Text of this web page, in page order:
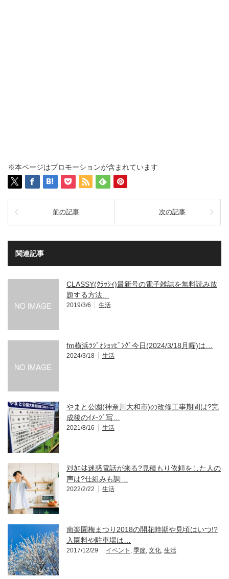
※本ページはプロモーションが含まれています
前の記事 次の記事
関連記事
CLASSY(ｸﾗｯｼｨ)最新号の電子雑誌を無料読み放
題する方法…
2019/3/6 生活
fm横浜ﾗｼﾞｵｼｮｯﾋﾟﾝｸﾞ今日(2024/3/18月曜)は…
2024/3/18 生活
やまと公園(神奈川大和市)の改修工事期間は?完
成後のｲﾒｰｼﾞ写…
2021/8/16 生活
ﾇﾘｶｴは迷惑電話が来る?見積もり依頼をした人の
声は?仕組みも調…
2022/2/22 生活
南楽園梅まつり2018の開花時期や見頃はいつ!?
入園料や駐車場は…
2017/12/29 イベント 季節 文化 生活